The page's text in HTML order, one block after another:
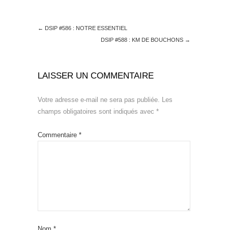
← DSIP #586 : NOTRE ESSENTIEL
DSIP #588 : KM DE BOUCHONS →
LAISSER UN COMMENTAIRE
Votre adresse e-mail ne sera pas publiée.
Les
champs obligatoires sont indiqués avec *
Commentaire *